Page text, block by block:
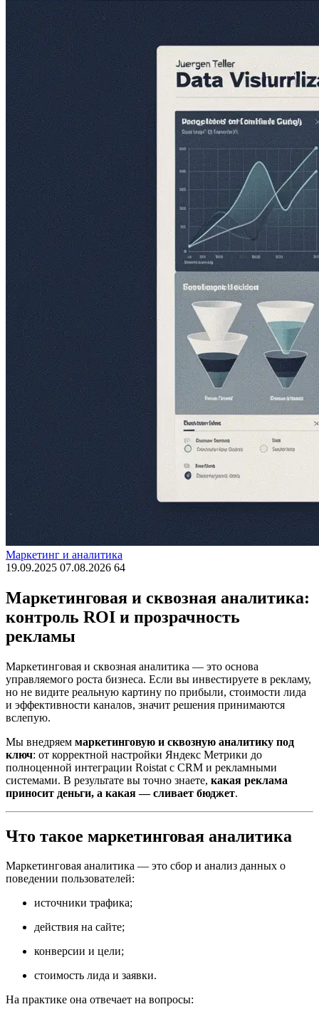
Маркетинг и аналитика
19.09.2025 07.08.2026 64
Маркетинговая и сквозная аналитика:
контроль ROI и прозрачность
рекламы
Маркетинговая и сквозная аналитика — это основа
управляемого роста бизнеса. Если вы инвестируете в рекламу,
но не видите реальную картину по прибыли, стоимости лида
и эффективности каналов, значит решения принимаются
вслепую.
Мы внедряем маркетинговую и сквозную аналитику под
ключ: от корректной настройки Яндекс Метрики до
полноценной интеграции Roistat с CRM и рекламными
системами. В результате вы точно знаете, какая реклама
приносит деньги, а какая — сливает бюджет.
Что такое маркетинговая аналитика
Маркетинговая аналитика — это сбор и анализ данных о
поведении пользователей:
источники трафика;
действия на сайте;
конверсии и цели;
стоимость лида и заявки.
На практике она отвечает на вопросы: